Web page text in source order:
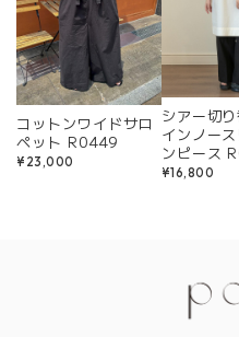
コットンワイドサロ
ペット R0449
¥23,000
シアー切
インノー
ンピース
¥16,800